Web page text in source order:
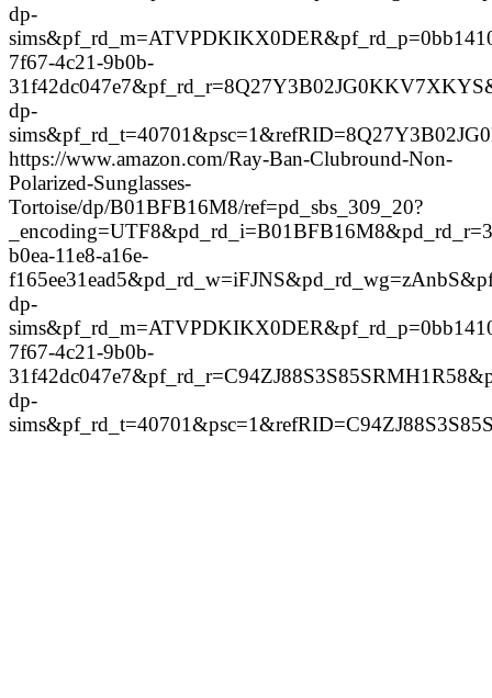
dp-
7f67-4c21-9b0b-
dp-
https://www.amazon.com/Ray-Ban-Clubround-Non-
Polarized-Sunglasses-
Tortoise/dp/B01BFB16M8/ref=pd_sbs_309_20?
b0ea-11e8-a16e-
dp-
7f67-4c21-9b0b-
dp-